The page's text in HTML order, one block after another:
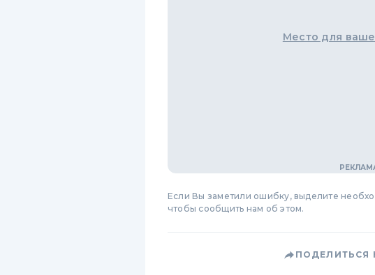
Место для
Если Вы заметили ошибку, выделите
чтобы сообщить нам об этом.
ПОДЕЛИТЬСЯ